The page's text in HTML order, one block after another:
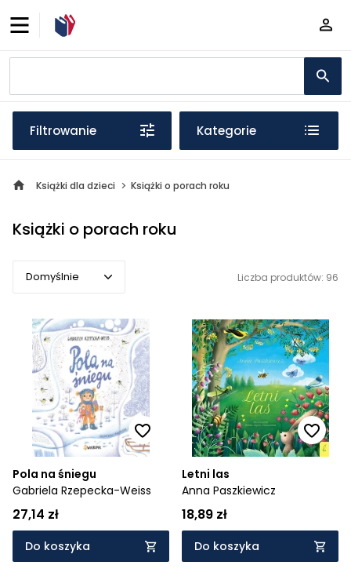
Filtrowanie Kategorie
Książki dla dzieci Książki o porach roku
Książki o porach roku
Domyślnie
Domyślnie
Popularne
Cena rosnąco
Cena malejąco
Od najnowszych
Od najstarszych
Liczba produktów: 96
Pola na śniegu
Gabriela Rzepecka-Weiss
27,14 zł
Do koszyka
Letni las
Anna Paszkiewicz
18,89 zł
Do koszyka